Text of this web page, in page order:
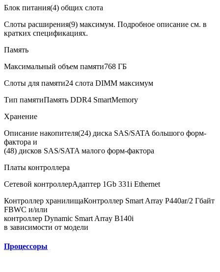
Оплата и доставка
Блок питания(4) общих слота
Слоты расширения(9) максимум. Подробное описание см. в
кратких спецификациях.
Память
Максимальный объем памяти768 ГБ
Слоты для памяти24 слота DIMM максимум
Тип памятиПамять DDR4 SmartMemory
Хранение
Описание накопителя(24) диска SAS/SATA большого форм-
фактора и
(48) дисков SAS/SATA малого форм-фактора
Платы контроллера
Сетевой контроллерАдаптер 1Gb 331i Ethernet
Контроллер хранилищаКонтроллер Smart Array P440ar/2 Гбайт
FBWC и/или
контроллер Dynamic Smart Array B140i
в зависимости от модели
Процессоры